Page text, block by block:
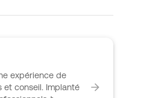
expérience de
et conseil. Implanté